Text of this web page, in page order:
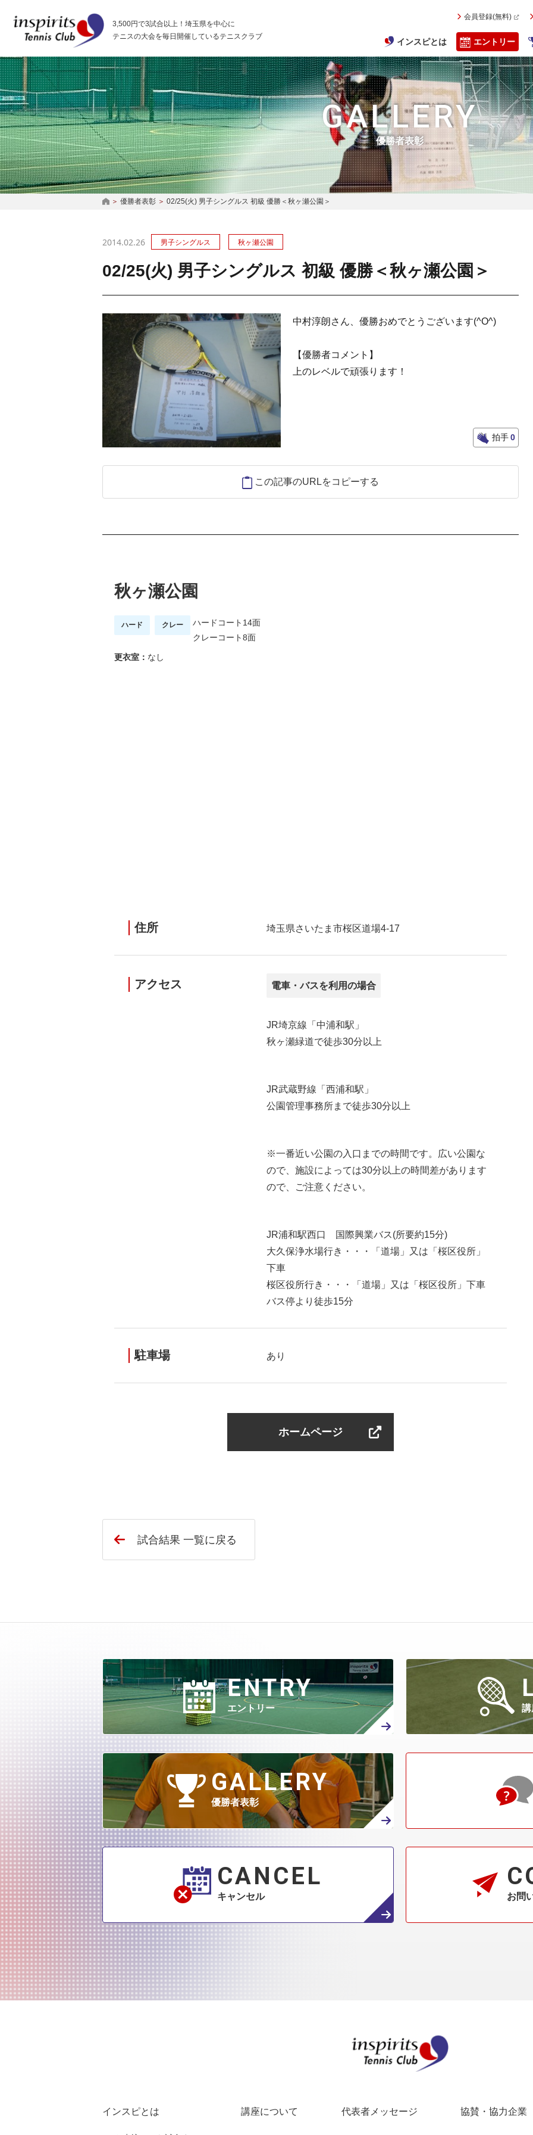
3,500円で3試合以上！埼玉県を中心に
テニスの大会を毎日開催しているテニスクラブ
インスピリッツテニスクラブ 会員登録(無料)
インスピとは エントリー
GALLERY
優勝者表彰
HOME
優勝者表彰 02/25(火) 男子シングルス 初級 優勝＜秋ヶ瀬公園＞
2014.02.26 男子シングルス 秋ヶ瀬公園
02/25(火) 男子シングルス 初級 優勝＜秋ヶ瀬公園＞
中村淳朗さん、優勝おめでとうございます(^O^)
【優勝者コメント】
上のレベルで頑張ります！
拍手0
この記事のURLをコピーする
秋ヶ瀬公園
ハード クレー
ハードコート14面
クレーコート8面
更衣室： なし
住所 埼玉県さいたま市桜区道場4-17
アクセス 電車・バスを利用の場合
JR埼京線「中浦和駅」
秋ヶ瀬緑道で徒歩30分以上
JR武蔵野線「西浦和駅」
公園管理事務所まで徒歩30分以上
※一番近い公園の入口までの時間です。広い公園な
ので、施設によっては30分以上の時間差があります
ので、ご注意ください。
JR浦和駅西口 国際興業バス(所要約15分)
大久保浄水場行き・・・「道場」又は「桜区役所」
下車
桜区役所行き・・・「道場」又は「桜区役所」下車
バス停より徒歩15分
駐車場 あり
ホームページ
試合結果 一覧に戻る
ENTRY
エントリー 講
GALLERY
優勝者表彰
CANCEL
キャンセル お問
インスピとは 講座について 代表者メッセージ 協賛・協力企業